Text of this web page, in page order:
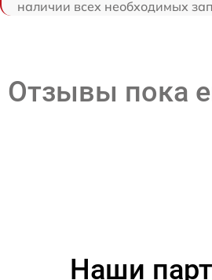
наличии всех необходимых
Отзывы пока
Наши